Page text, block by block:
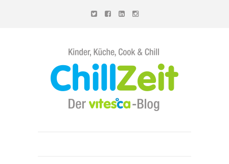
Chillzeit - Der vitesca-Blog